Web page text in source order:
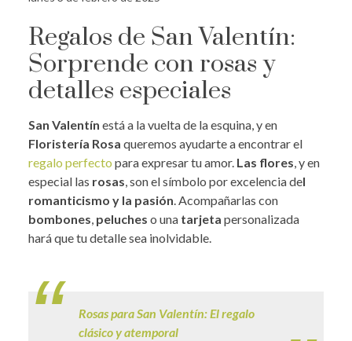
Regalos de San Valentín:
Sorprende con rosas y
detalles especiales
San Valentín está a la vuelta de la esquina, y en
Floristería Rosa queremos ayudarte a encontrar el
regalo perfecto para expresar tu amor. Las flores, y en
especial las rosas, son el símbolo por excelencia del
romanticismo y la pasión. Acompañarlas con
bombones, peluches o una tarjeta personalizada
hará que tu detalle sea inolvidable.
Rosas para San Valentín: El regalo
clásico y atemporal